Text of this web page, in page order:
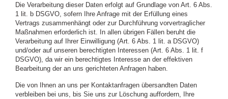
Die Verarbeitung dieser Daten erfolgt auf Grundlage von Art. 6 Abs.
1 lit. b DSGVO, sofern Ihre Anfrage mit der Erfüllung eines
Vertrags zusammenhängt oder zur Durchführung vorvertraglicher
Maßnahmen erforderlich ist. In allen übrigen Fällen beruht die
Verarbeitung auf Ihrer Einwilligung (Art. 6 Abs. 1 lit. a DSGVO)
und/oder auf unseren berechtigten Interessen (Art. 6 Abs. 1 lit. f
DSGVO), da wir ein berechtigtes Interesse an der effektiven
Bearbeitung der an uns gerichteten Anfragen haben.
Die von Ihnen an uns per Kontaktanfragen übersandten Daten
verbleiben bei uns, bis Sie uns zur Löschung auffordern, Ihre